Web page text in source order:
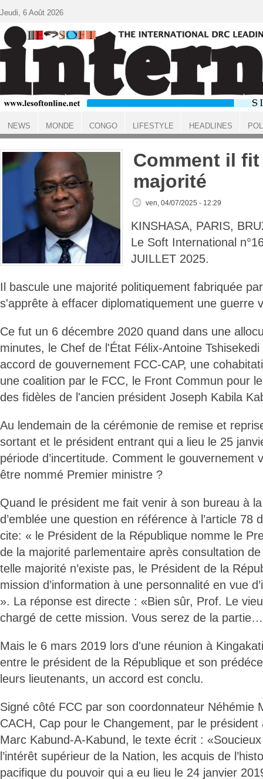
ACCUEIL
Comment il
majorité
ven, 04/07/2025 - 12:29
KINSHASA, PARIS,
Le Soft International
JUILLET 2025.
Il bascule une majorité politiquement fabriquée
s'apprête à effacer diplomatiquement une guerre
Ce fut un 6 décembre 2020 quand dans une
minutes, le Chef de l'État Félix-Antoine
accord de gouvernement FCC-CAP, une
une coalition par le FCC, le Front Commun pour
des fidèles de l'ancien président Joseph Kabila
Au lendemain de la cérémonie de remise et
sortant et le président entrant qui a lieu le 25
période d’incertitude. Comment le gouvernement
être nommé Premier ministre ?
Quand le président me fait venir à son bureau à
d’emblée une question en référence à l’article 78
cite: « le Président de la République nomme le
de la majorité parlementaire après consultation
telle majorité n’existe pas, le Président de la
mission d’information à une personnalité en vue
». La réponse est directe : «Bien sûr, Prof. Le
chargé de cette mission. Vous serez de la
Mais le 6 mars 2019 lors d'une réunion à
entre le président de la République et son
leurs lieutenants, un accord est conclu.
Signé côté FCC par son coordonnateur Néhémie
CACH, Cap pour le Changement, par le président
Marc Kabund-A-Kabund, le texte écrit :
l’intérêt supérieur de la Nation, les acquis de
pacifique du pouvoir qui a eu lieu le 24 janvier
Jeudi, 6 Août 2026
NEWS MONDE CONGO LIFESTYLE HEADLINES